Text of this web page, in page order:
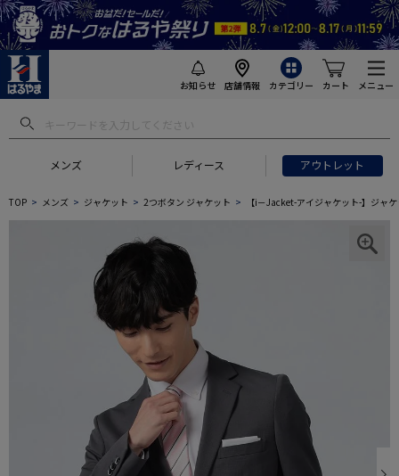
お知らせ 店舗情報 カテゴリー カート メニュー
メンズ レディース アウトレット
TOP メンズ ジャケット 2つボタン ジャケット 【i－Jacket-アイジャケット-】ジャ